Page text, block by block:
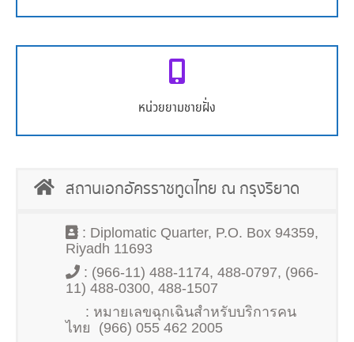
หน่วยยามชายฝั่ง
หมายเลขโทรศัพท์
994
สถานเอกอัครราชทูตไทย ณ กรุงริยาด
: Diplomatic Quarter, P.O. Box 94359,
Riyadh 11693
: (966-11) 488-1174, 488-0797, (966-
11) 488-0300, 488-1507
: หมายเลขฉุกเฉินสำหรับบริการคน
ไทย (966) 055 462 2005